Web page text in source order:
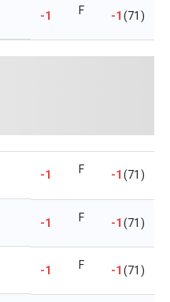
-1 F -1(71)
-1 F -1(71)
-1 F -1(71)
-1 F -1(71)